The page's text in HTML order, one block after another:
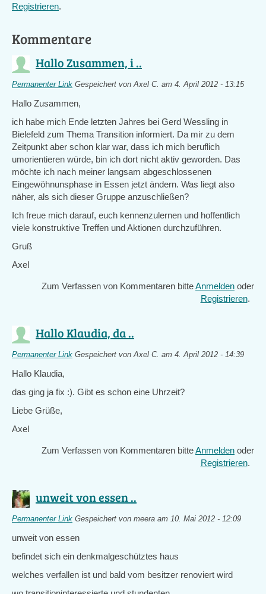
Registrieren.
Kommentare
Hallo Zusammen, i ..
Permanenter Link Gespeichert vonAxel C. am 4. April 2012 - 13:15
Hallo Zusammen,
ich habe mich Ende letzten Jahres bei Gerd Wessling in
Bielefeld zum Thema Transition informiert. Da mir zu dem
Zeitpunkt aber schon klar war, dass ich mich beruflich
umorientieren würde, bin ich dort nicht aktiv geworden. Das
möchte ich nach meiner langsam abgeschlossenen
Eingewöhnunsphase in Essen jetzt ändern. Was liegt also
näher, als sich dieser Gruppe anzuschließen?
Ich freue mich darauf, euch kennenzulernen und hoffentlich
viele konstruktive Treffen und Aktionen durchzuführen.
Gruß
Axel
Zum Verfassen von Kommentaren bitteAnmelden oder
Registrieren.
Hallo Klaudia, da ..
Permanenter Link Gespeichert vonAxel C. am 4. April 2012 - 14:39
Hallo Klaudia,
das ging ja fix :). Gibt es schon eine Uhrzeit?
Liebe Grüße,
Axel
Zum Verfassen von Kommentaren bitteAnmelden oder
Registrieren.
unweit von essen ..
Permanenter Link Gespeichert von meera am 10. Mai 2012 - 12:09
unweit von essen
befindet sich ein denkmalgeschütztes haus
welches verfallen ist und bald vom besitzer renoviert wird